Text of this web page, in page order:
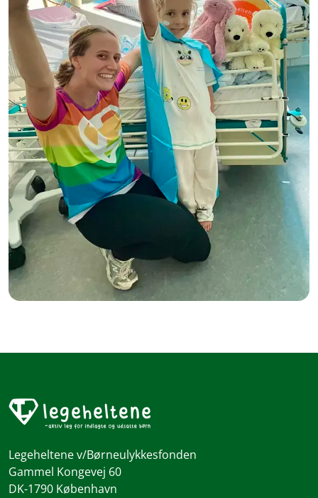
Legeheltene v/Børneulykkesfonden
Gammel Kongevej 60
DK-1790 København